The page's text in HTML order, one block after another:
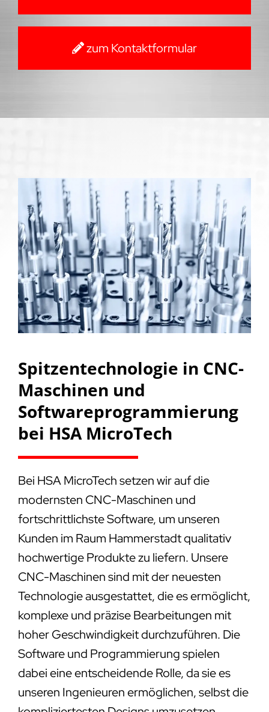
zum Kontaktformular
Spitzentechnologie in CNC-
Maschinen und
Softwareprogrammierung
bei HSA MicroTech
Bei HSA MicroTech setzen wir auf die
modernsten CNC-Maschinen und
fortschrittlichste Software, um unseren
Kunden im Raum Hammerstadt qualitativ
hochwertige Produkte zu liefern. Unsere
CNC-Maschinen sind mit der neuesten
Technologie ausgestattet, die es ermöglicht,
komplexe und präzise Bearbeitungen mit
hoher Geschwindigkeit durchzuführen. Die
Software und Programmierung spielen
dabei eine entscheidende Rolle, da sie es
unseren Ingenieuren ermöglichen, selbst die